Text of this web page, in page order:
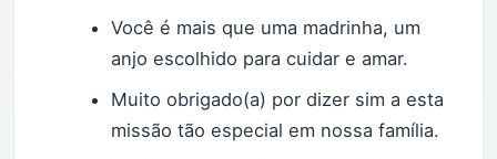
Você é mais que uma madrinha, um
anjo escolhido para cuidar e amar.
Muito obrigado(a) por dizer sim a esta
missão tão especial em nossa família.